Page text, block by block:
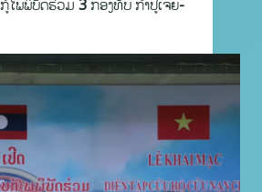
ໄພພິບັດຮ່ວມ 3 ກອງທັບ ກໍາປູເຈຍ-